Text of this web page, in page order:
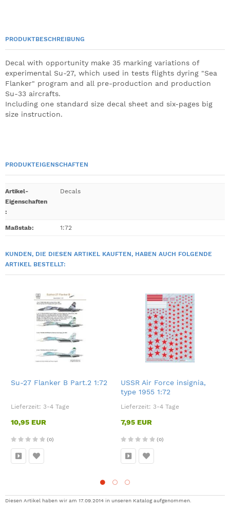
PRODUKTBESCHREIBUNG
Decal with opportunity make 35 marking variations of
experimental Su-27, which used in tests flights dyring "Sea
Flanker" program and all pre-production and production
Su-33 aircrafts.
Including one standard size decal sheet and six-pages big
size instruction.
PRODUKTEIGENSCHAFTEN
Artikel-
Eigenschaften
:
Decals
Maßstab: 1:72
KUNDEN, DIE DIESEN ARTIKEL KAUFTEN, HABEN AUCH FOLGENDE
ARTIKEL BESTELLT:
Su-27 Flanker B Part.2 1:72
Lieferzeit: 3-4 Tage
10,95 EUR
(0)
USSR Air Force insignia,
type 1955 1:72
Lieferzeit: 3-4 Tage
7,95 EUR
(0)
Diesen Artikel haben wir am 17.09.2014 in unseren Katalog aufgenommen.